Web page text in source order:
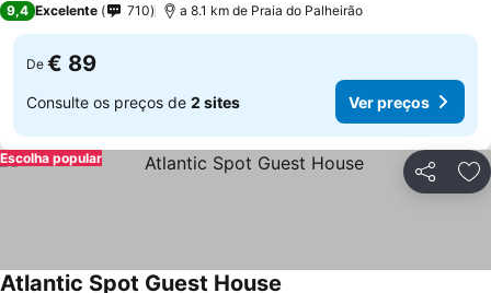
9,4 Excelente 710 a 8.1 km de Praia do Palheirão
De € 89
Consulte os preços de 2 sites Ver preços
Partilhar
Escolha popular
Atlantic Spot Guest House